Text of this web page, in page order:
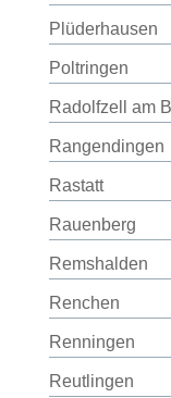
Plüderhausen
Poltringen
Radolfzell am
Rangendingen
Rastatt
Rauenberg
Remshalden
Renchen
Renningen
Reutlingen